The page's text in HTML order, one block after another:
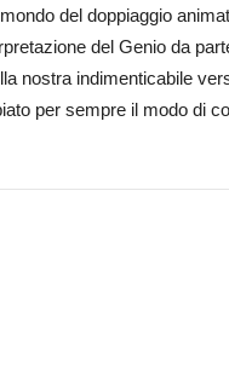
del doppiaggio
del Genio da
nostra indimenticabile
per sempre il modo di